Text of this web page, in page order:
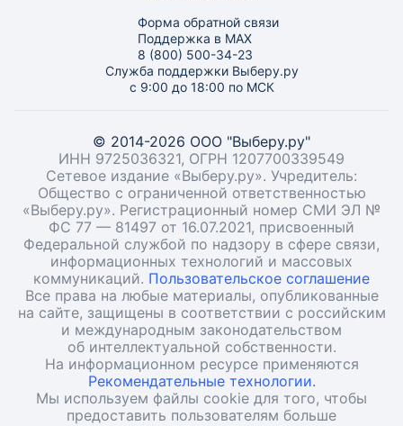
Форма обратной связи
Поддержка в MAX
8 (800) 500-34-23
Служба поддержки Выберу.ру
с 9:00 до 18:00 по МСК
© 2014-2026 ООО "Выберу.ру"
ИНН 9725036321, ОГРН 1207700339549
Сетевое издание «Выберу.ру». Учредитель:
Общество с ограниченной ответственностью
«Выберу.ру». Регистрационный номер СМИ ЭЛ №
ФС 77 — 81497 от 16.07.2021, присвоенный
Федеральной службой по надзору в сфере связи,
информационных технологий и массовых
коммуникаций. Пользовательское соглашение
Все права на любые материалы, опубликованные
на сайте, защищены в соответствии с российским
и международным законодательством
об интеллектуальной собственности.
На информационном ресурсе применяются
Рекомендательные технологии.
Мы используем файлы cookie для того, чтобы
предоставить пользователям больше